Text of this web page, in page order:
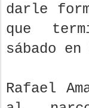
darle
que
sábado en
Rafael